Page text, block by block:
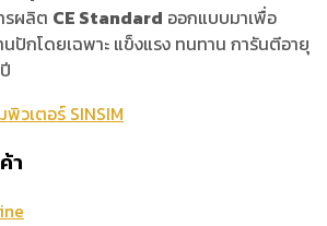
รผลิต CE Standard ออกแบบมาเพื่อ
ปักโดยเฉพาะ แข็งแรง ทนทาน การันตีอายุ
วเตอร์ SINSIM
า